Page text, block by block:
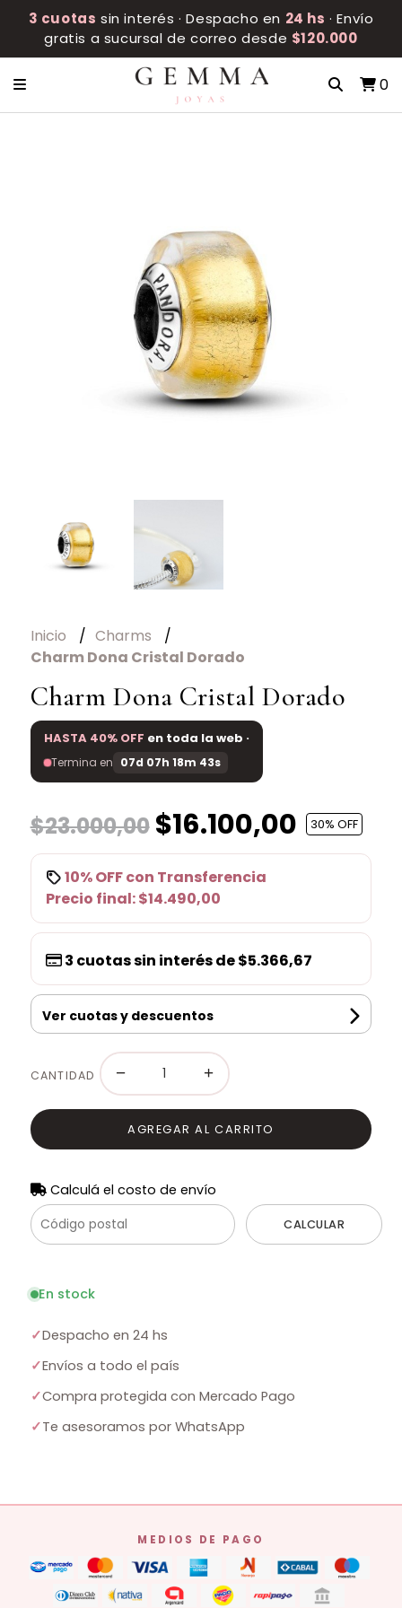
3 cuotas sin interés · Despacho en 24 hs · Envío
gratis a sucursal de correo desde $120.000
0
Inicio
Charms
Charm Dona Cristal Dorado
Charm Dona Cristal Dorado
HASTA 40% OFF en toda la web ·
Termina en 07d 07h 18m 43s
$23.000,00$16.100,00 30% OFF
10% OFFcon Transferencia
Precio final:$14.490,00
3 cuotas sin interés de$5.366,67
Ver cuotas y descuentos
CANTIDAD − +
AGREGAR AL CARRITO
Calculá el costo de envío
CALCULAR
En stock
✓Despacho en 24 hs
✓Envíos a todo el país
✓Compra protegida con Mercado Pago
✓Te asesoramos por WhatsApp
MEDIOS DE PAGO